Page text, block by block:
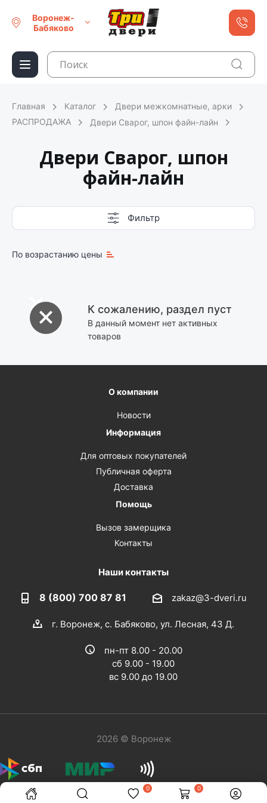
Воронеж-
Бабяково
0 0
Главная Каталог
Двери межкомнатные, арки
РАСПРОДАЖА
Двери Сварог, шпон файн-лайн
Двери Сварог, шпон
файн-лайн
Фильтр
По возрастанию цены
К сожалению, раздел пуст
В данный момент нет активных
товаров
О компании
Новости
Информация
Для оптовых покупателей
Публичная оферта
Доставка
Помощь
Вызов замерщика
Контакты
Наши контакты
8 (800) 700 87 81 zakaz@3-dveri.ru
г. Воронеж, с. Бабяково, ул. Лесная, 43 Д.
пн-пт 8.00 - 20.00
сб 9.00 - 19.00
вс 9.00 до 19.00
2026 © Воронеж